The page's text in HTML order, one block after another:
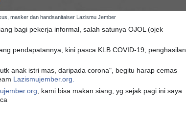
masker dan handsanitaiser Lazismu Jember
bagi pekerja informal, salah satunya OJOL (ojek
pendapatannya, kini pasca KLB COVID-19, penghasilan
anak istri mas, daripada corona", begitu harap cemas
Lazismujember.org.
, kami bisa makan siang, yg sejak pagi ini saya